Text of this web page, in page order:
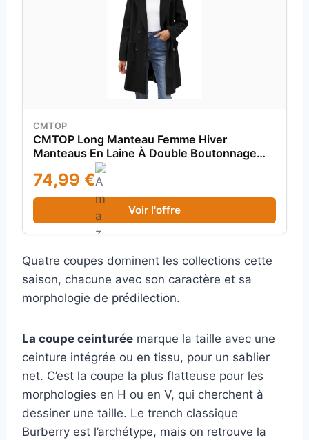
CMTOP
CMTOP Long Manteau Femme Hiver
Manteaus En Laine À Double Boutonnage
Veste À Revers Trench-Coat Epaissie Chic
et Élégant Blazer Nizi Coupe-Vent Couleur
Unie Classique(Noir,L)
74,99 €
Voir l'offre
Quatre coupes dominent les collections cette
saison, chacune avec son caractère et sa
morphologie de prédilection.
La coupe ceinturée marque la taille avec une
ceinture intégrée ou en tissu, pour un sablier
net. C’est la coupe la plus flatteuse pour les
morphologies en H ou en V, qui cherchent à
dessiner une taille. Le trench classique
Burberry est l’archétype, mais on retrouve la